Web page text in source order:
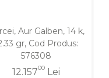
Aur Galben, 14 k,
gr, Cod Produs:
576308
12.15700 Lei